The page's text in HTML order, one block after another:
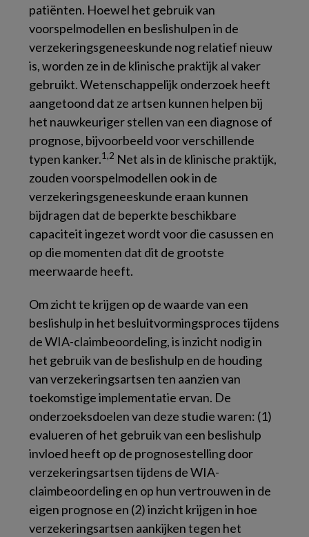
patiënten. Hoewel het gebruik van
voorspelmodellen en beslishulpen in de
verzekeringsgeneeskunde nog relatief nieuw
is, worden ze in de klinische praktijk al vaker
gebruikt. Wetenschappelijk onderzoek heeft
aangetoond dat ze artsen kunnen helpen bij
het nauwkeuriger stellen van een diagnose of
prognose, bijvoorbeeld voor verschillende
typen kanker.1,2 Net als in de klinische praktijk,
zouden voorspelmodellen ook in de
verzekeringsgeneeskunde eraan kunnen
bijdragen dat de beperkte beschikbare
capaciteit ingezet wordt voor die casussen en
op die momenten dat dit de grootste
meerwaarde heeft.
Om zicht te krijgen op de waarde van een
beslishulp in het besluitvormingsproces tijdens
de WIA-claimbeoordeling, is inzicht nodig in
het gebruik van de beslishulp en de houding
van verzekeringsartsen ten aanzien van
toekomstige implementatie ervan. De
onderzoeksdoelen van deze studie waren: (1)
evalueren of het gebruik van een beslishulp
invloed heeft op de prognosestelling door
verzekeringsartsen tijdens de WIA-
claimbeoordeling en op hun vertrouwen in de
eigen prognose en (2) inzicht krijgen in hoe
verzekeringsartsen aankijken tegen het